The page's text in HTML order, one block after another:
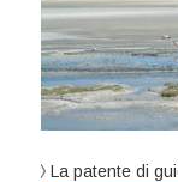
La patente di